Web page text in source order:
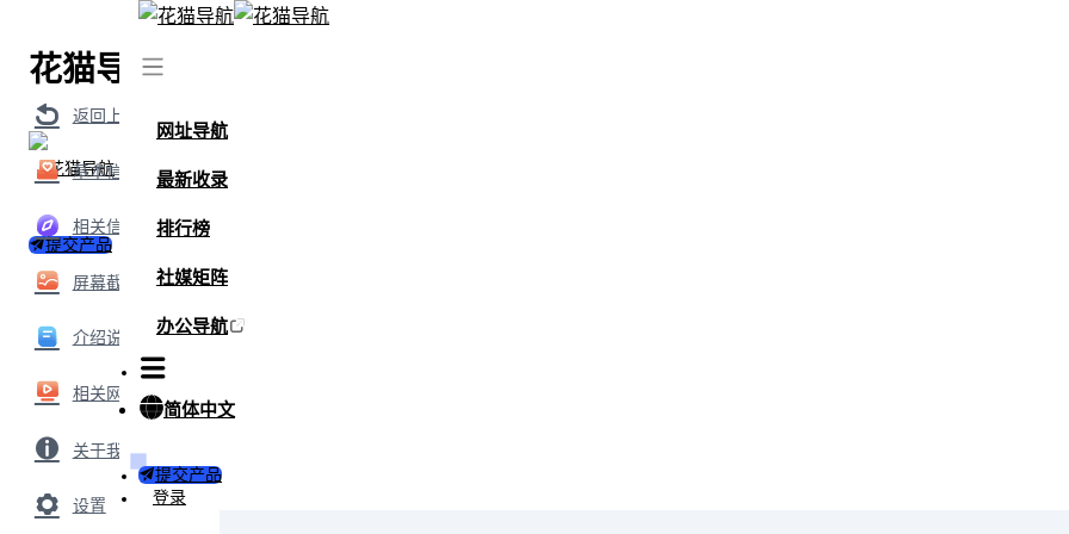
花猫导航
提交产品
返回上级
基本信息
相关信息
屏幕截图
介绍说明
相关网站
关于我们
设置
网址导航
最新收录
排行榜
社媒矩阵
办公导航
简体中文
提交产品
登录